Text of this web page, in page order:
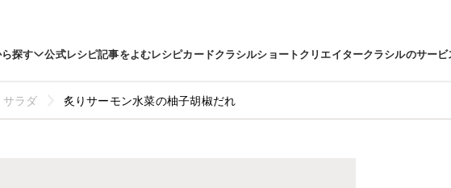
探す 公式レシピ記事をよむレシピカードクラシルショートクリエイタークラシルのサービ
サラダ 炙りサーモン水菜の柚子胡椒だれ